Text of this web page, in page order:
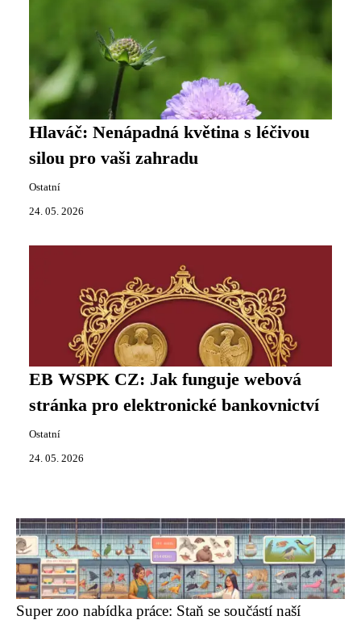
Hlaváč: Nenápadná květina s léčivou
silou pro vaši zahradu
Ostatní
24. 05. 2026
EB WSPK CZ: Jak funguje webová
stránka pro elektronické bankovnictví
Ostatní
24. 05. 2026
Super zoo nabídka práce: Staň se součástí naší